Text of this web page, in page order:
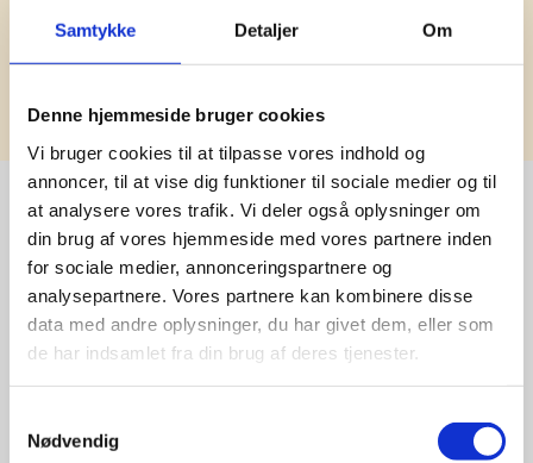
Samtykke Detaljer Om
Denne hjemmeside bruger cookies
Vi bruger cookies til at tilpasse vores indhold og
annoncer, til at vise dig funktioner til sociale medier og til
at analysere vores trafik. Vi deler også oplysninger om
din brug af vores hjemmeside med vores partnere inden
for sociale medier, annonceringspartnere og
analysepartnere. Vores partnere kan kombinere disse
data med andre oplysninger, du har givet dem, eller som
de har indsamlet fra din brug af deres tjenester.
Nødvendig
Stærke
leverandører
giver større